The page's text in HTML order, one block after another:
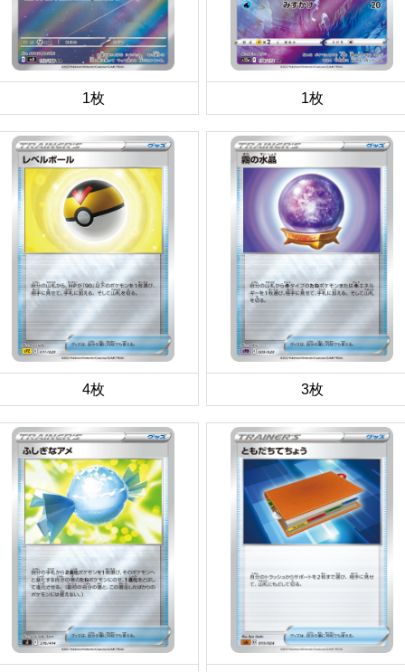
1枚 1枚
4枚 3枚